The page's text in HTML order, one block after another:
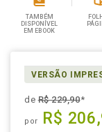
TAMBÉM
DISPONÍVEL
EM EBOOK
VERSÃO
deR$ 229,90*
por R$